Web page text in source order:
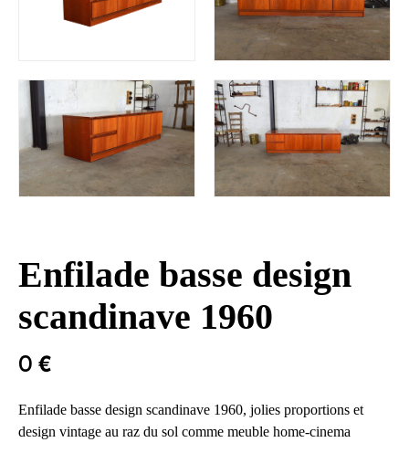
Enfilade basse design
scandinave 1960
0 €
Enfilade basse design scandinave 1960, jolies proportions et
design vintage au raz du sol comme meuble home-cinema